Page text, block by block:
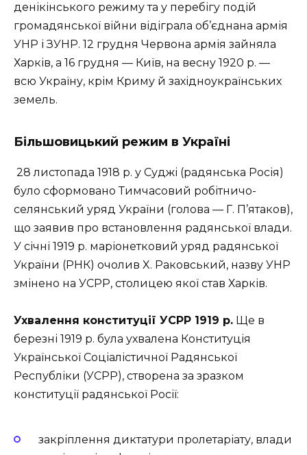
денікінського режиму та у перебігу подій
громадянської війни відіграла об’єднана армія
УНР і ЗУНР. 12 грудня Червона армія зайняла
Харків, а 16 грудня — Київ, на весну 1920 р. —
всю Україну, крім Криму й західноукраїнських
земель.
Більшовицький режим в Україні
28 листопада 1918 р. у Суджі (радянська Росія)
було сформовано Тимчасовий робітничо-
селянський уряд України (голова — Г. П’ятаков),
що заявив про встановлення радянської влади.
У січні 1919 р. маріонетковий уряд радянської
України (РНК) очолив X. Раковський, назву УНР
змінено на УСРР, столицею якої став Харків.
Ухвалення конституції УСРР 1919 р. Ще в
березні 1919 р. була ухвалена Конституція
Української Соціалістичної Радянської
Республіки (УСРР), створена за зразком
конституції радянської Росії:
закріплення диктатури пролетаріату, влади